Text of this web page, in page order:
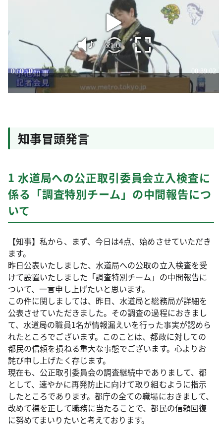
知事冒頭発言
1 水道局への公正取引委員会立入検査に
係る「調査特別チーム」の中間報告につ
いて
【知事】私から、まず、今日は4点、始めさせていただき
ます。
昨日公表いたしました、水道局への公取の立入検査を受
けて設置いたしました「調査特別チーム」の中間報告に
ついて、一言申し上げたいと思います。
この件に関しましては、昨日、水道局と総務局が詳細を
公表させていただきました。その調査の過程におきまし
て、水道局の職員1名が情報漏えいを行った事実が認めら
れたところでございます。このことは、都政に対しての
都民の信頼を損ねる重大な事態でございます。心よりお
詫び申し上げたく存じます。
現在も、公正取引委員会の調査継続中でありまして、都
として、速やかに再発防止に向けて取り組むように指示
したところであります。都庁の全ての職場におきまして、
改めて襟を正して職務に当たることで、都民の信頼回復
に努めてまいりたいと考えております。